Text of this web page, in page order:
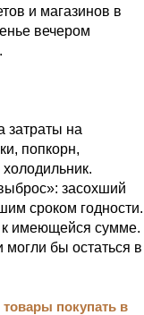
и магазинов в
вечером
затраты на
попкорн,
засохший
сроком годности.
к имеющейся сумме.
могли бы остаться в
покупать в